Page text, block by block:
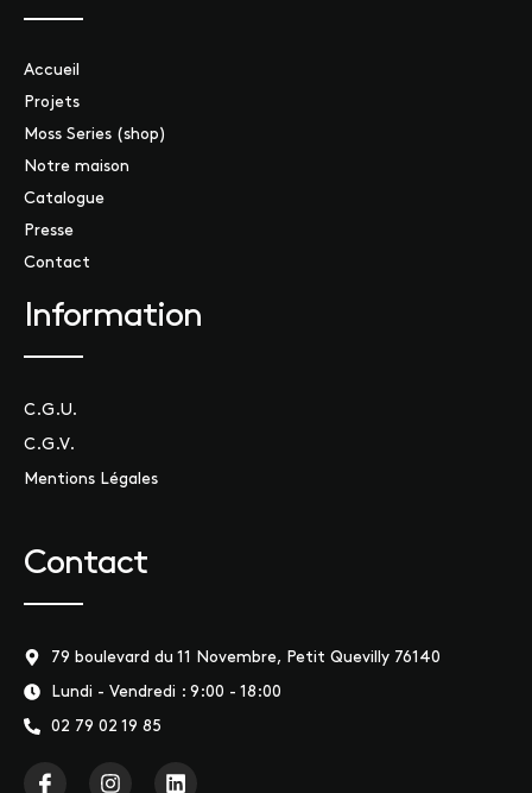
Accueil
Projets
Moss Series (shop)
Notre maison
Catalogue
Presse
Contact
Information
C.G.U.
C.G.V.
Mentions Légales
Contact
79 boulevard du 11 Novembre, Petit Quevilly 76140
Lundi - Vendredi : 9:00 - 18:00
02 79 02 19 85